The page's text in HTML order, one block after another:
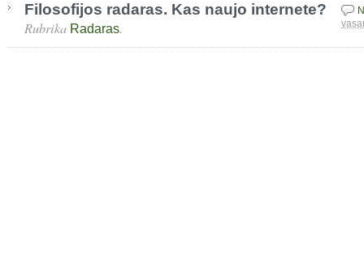
Filosofijos radaras. Kas naujo internete?
Rubrika Radaras.